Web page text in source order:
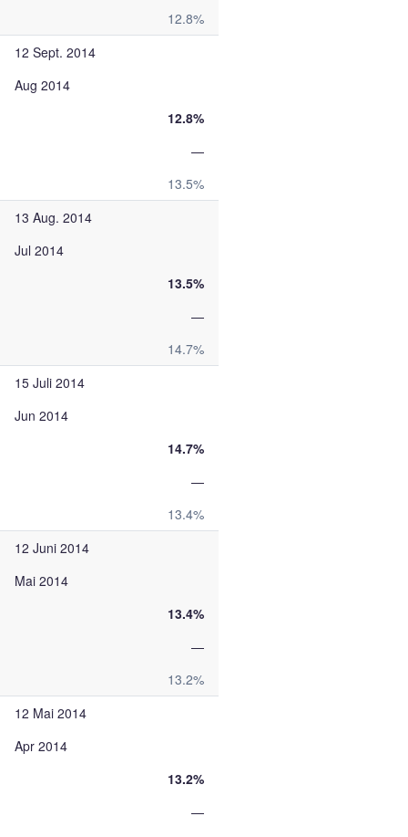
12.8%
12 Sept. 2014
Aug 2014
12.8%
—
13.5%
13 Aug. 2014
Jul 2014
13.5%
—
14.7%
15 Juli 2014
Jun 2014
14.7%
—
13.4%
12 Juni 2014
Mai 2014
13.4%
—
13.2%
12 Mai 2014
Apr 2014
13.2%
—